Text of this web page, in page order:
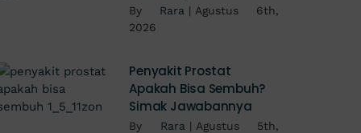
By Rara | Agustus 6th,
2026
Penyakit Prostat
Apakah Bisa Sembuh?
Simak Jawabannya
By Rara | Agustus 5th,